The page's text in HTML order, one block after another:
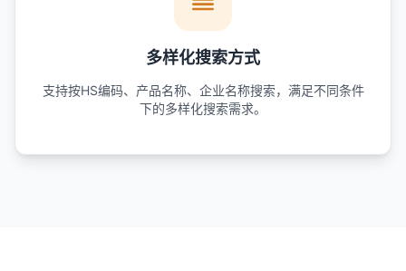
多样化搜索方式
支持按HS编码、产品名称、企业名称搜索，满足不同条件
下的多样化搜索需求。